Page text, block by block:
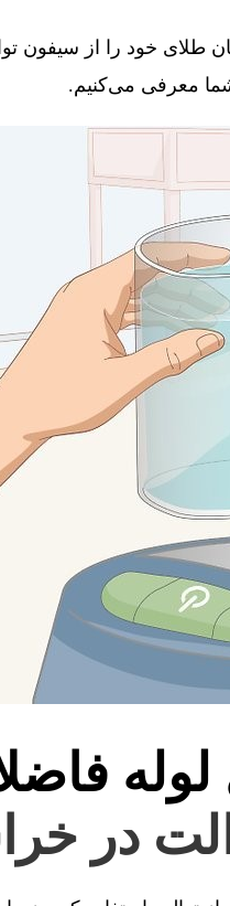
طلای خود را از سیفون
شما معرفی می‌کنیم.
در